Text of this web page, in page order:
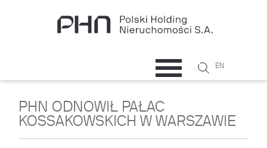
Formularz
SzukajEN
PHN ODNOWIŁ PAŁAC
KOSSAKOWSKICH W WARSZAWIE